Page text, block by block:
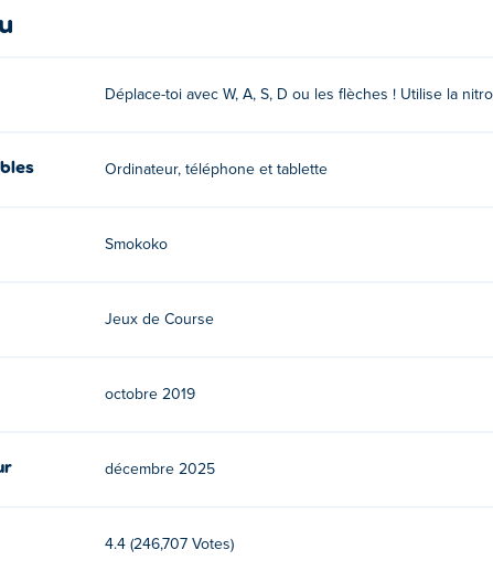
dépassez, et devenez le maître du Mad Truck
a été créé par Smokoko. Ils sont connus pour des jeux comme
Déplace-toi avec W, A, S, D ou les flèches ! Utilise la
Ordinateur, téléphone et tablette
Smokoko
Jeux de Course
octobre 2019
décembre 2025
4.4 (246,707 Votes)